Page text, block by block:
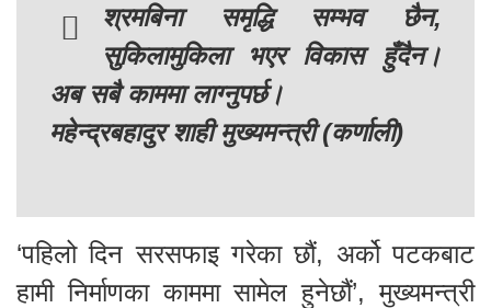
श्रमबिना समृद्धि सम्भव छैन,
सुकिलामुकिला भएर विकास हुँदैन।
अब सबै काममा लाग्नुपर्छ।
महेन्द्रबहादुर शाही मुख्यमन्त्री (कर्णाली)
‘पहिलो दिन सरसफाइ गरेका छौं, अर्को पटकबाट
हामी निर्माणका काममा सामेल हुनेछौं’, मुख्यमन्त्री